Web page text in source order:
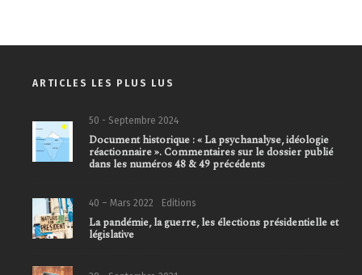
ARTICLES LES PLUS LUS
50 - Septembre 2024
Document historique : « La psychanalyse, idéologie
réactionnaire ». Commentaires sur le dossier publié
dans les numéros 48 & 49 précédents
40 – Mars 2022 Editions
La pandémie, la guerre, les élections présidentielle et
législative